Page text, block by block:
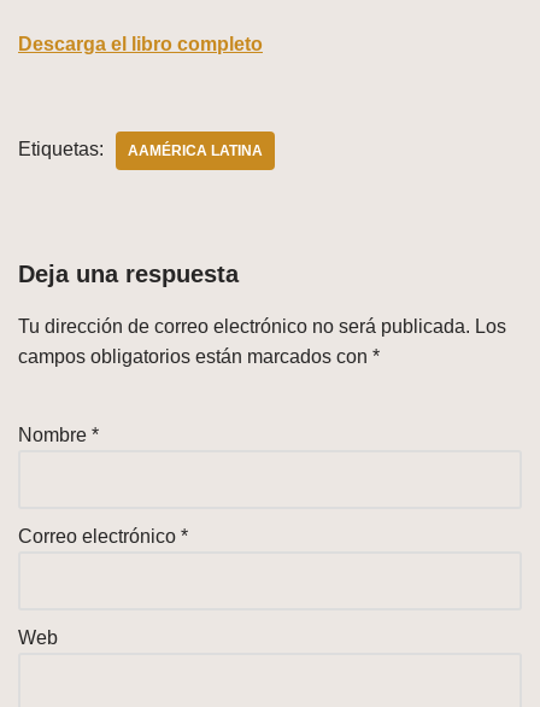
Descarga el libro completo
Etiquetas: AAMÉRICA LATINA
Deja una respuesta
Tu dirección de correo electrónico no será publicada. Los
campos obligatorios están marcados con *
Nombre *
Correo electrónico *
Web